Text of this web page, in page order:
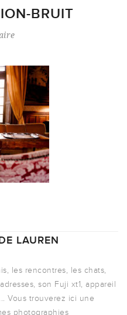
BRUIT
LAUREN
les rencontres, les chats,
son Fuji xt1, appareil
Vous trouverez ici une
photographies